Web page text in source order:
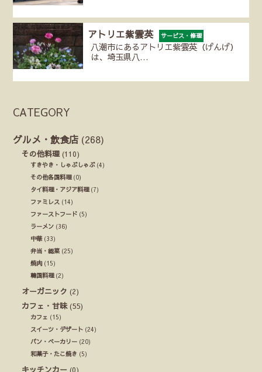
アトリエ紫雲英 サービス・修理
八潮市にあるアトリエ紫雲英（げんげ）
は、埼玉県八…
CATEGORY
グルメ・飲食店 (268)
その他料理 (110)
すきやき・しゃぶしゃぶ(4)
その他各国料理(0)
タイ料理・アジア料理(7)
ファミレス (14)
ファーストフード (5)
ラーメン (36)
中華(33)
弁当・総菜 (25)
焼肉 (15)
韓国料理(2)
オーガニック (2)
カフェ・甘味(55)
カフェ (15)
スイーツ・デザート (24)
パン・ベーカリー (20)
和菓子・たこ焼き (5)
キッチンカー (0)